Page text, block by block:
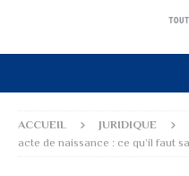
ACCUEIL JURIDIQUE
acte de naissance : ce qu’il faut